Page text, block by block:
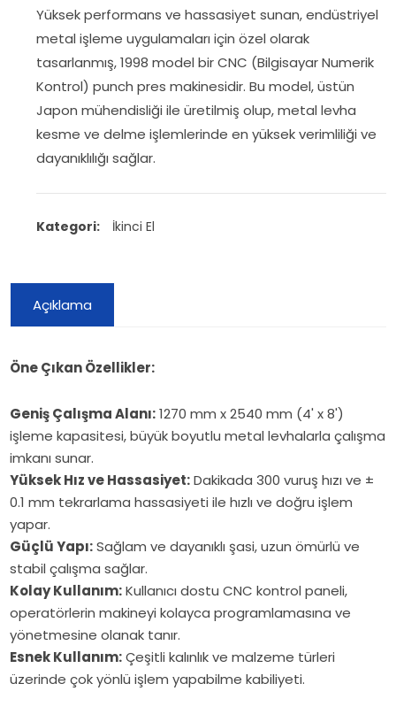
Yüksek performans ve hassasiyet sunan, endüstriyel
metal işleme uygulamaları için özel olarak
tasarlanmış, 1998 model bir CNC (Bilgisayar Numerik
Kontrol) punch pres makinesidir. Bu model, üstün
Japon mühendisliği ile üretilmiş olup, metal levha
kesme ve delme işlemlerinde en yüksek verimliliği ve
dayanıklılığı sağlar.
Kategori: İkinci El
Açıklama
Öne Çıkan Özellikler:
Geniş Çalışma Alanı:1270 mm x 2540 mm (4' x 8')
işleme kapasitesi, büyük boyutlu metal levhalarla çalışma
imkanı sunar.
Yüksek Hız ve Hassasiyet:Dakikada 300 vuruş hızı ve ±
0.1 mm tekrarlama hassasiyeti ile hızlı ve doğru işlem
yapar.
Güçlü Yapı:Sağlam ve dayanıklı şasi, uzun ömürlü ve
stabil çalışma sağlar.
Kolay Kullanım:Kullanıcı dostu CNC kontrol paneli,
operatörlerin makineyi kolayca programlamasına ve
yönetmesine olanak tanır.
Esnek Kullanım:Çeşitli kalınlık ve malzeme türleri
üzerinde çok yönlü işlem yapabilme kabiliyeti.